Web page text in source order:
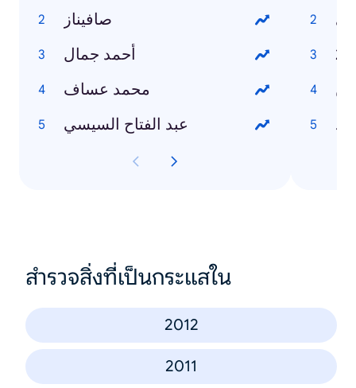
صافيناز
أحمد جمال
محمد عساف
عبد الفتاح السيسي
สำรวจสิ่งที่เป็นกระแสใน
2012
2011